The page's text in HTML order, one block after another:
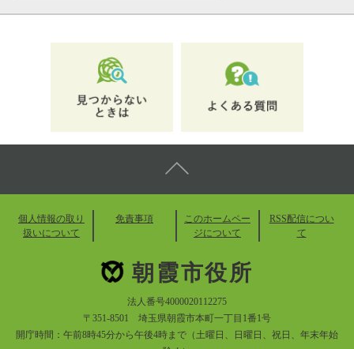
個人情報の取り
扱いについて
免責事項
このホームペー
ジについて
RSS配信につい
て
朝霞市役所
法人番号4000020112275
〒351-8501 埼玉県朝霞市本町一丁目1番1号
開庁時間：午前8時45分から午後4時まで（土曜日、日曜日、祝日、年末年始